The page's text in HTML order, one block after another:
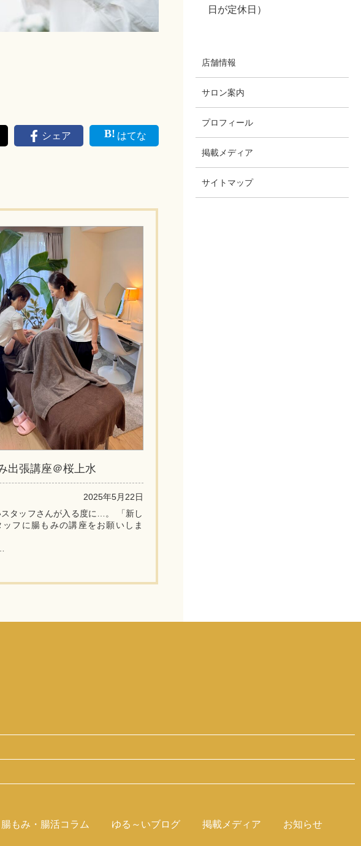
シェア はてな
出張講座＠桜上水
2025年5月22日
タッフさんが入る度に…。 「新し
ッフに腸もみの講座をお願いしま
かさんか...
日が定休日）
店舗情報
サロン案内
プロフィール
掲載メディア
サイトマップ
腸もみ・腸活コラム ゆる～いブログ 掲載メディア お知らせ